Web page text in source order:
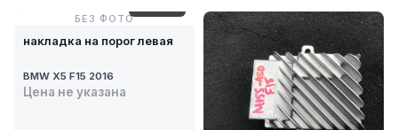
БЕЗ ФОТО
накладка на порог левая
BMW X5 F15 2016
Цена не указана